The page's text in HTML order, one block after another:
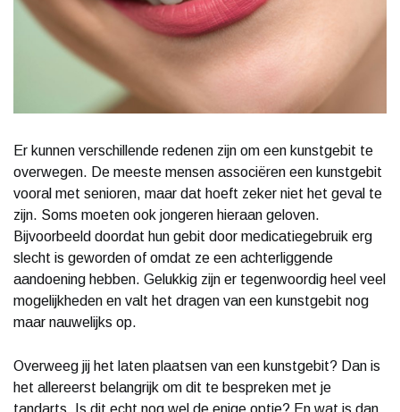
Er kunnen verschillende redenen zijn om een kunstgebit te
overwegen. De meeste mensen associëren een kunstgebit
vooral met senioren, maar dat hoeft zeker niet het geval te
zijn. Soms moeten ook jongeren hieraan geloven.
Bijvoorbeeld doordat hun gebit door medicatiegebruik erg
slecht is geworden of omdat ze een achterliggende
aandoening hebben. Gelukkig zijn er tegenwoordig heel veel
mogelijkheden en valt het dragen van een kunstgebit nog
maar nauwelijks op.
Overweeg jij het laten plaatsen van een kunstgebit? Dan is
het allereerst belangrijk om dit te bespreken met je
tandarts. Is dit echt nog wel de enige optie? En wat is dan